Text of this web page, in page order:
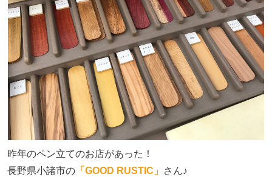
昨年のペン立てのお店があった！
長野県小諸市の「GOOD RUSTIC」 さん♪